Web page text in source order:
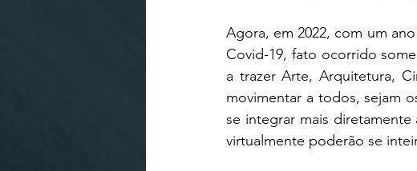
Agora, em 2022, com um
Covid-19, fato ocorrido
a trazer Arte, Arquitetura,
movimentar a todos, sejam
se integrar mais
virtualmente poderão se